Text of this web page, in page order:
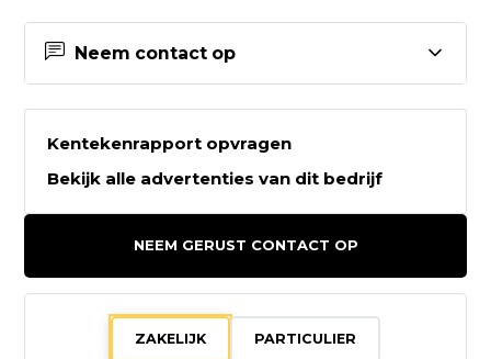
Neem contact op
Contactgegevens Auto2go
Auto2go
0252 - 532222
Bezoek website adverteerder
Kentekenrapport opvragen
Bekijk alle advertenties van dit bedrijf
NEEM GERUST CONTACT OP
ZAKELIJK PARTICULIER